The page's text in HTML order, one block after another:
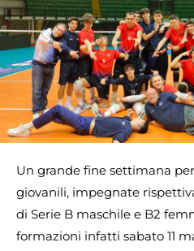
Un grande fine settimana
giovanili, impegnate
di Serie B maschile e B2
formazioni infatti sabato 11